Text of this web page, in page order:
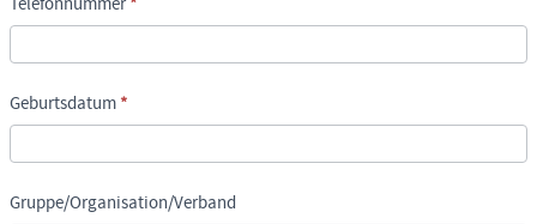
Geburtsdatum *
Gruppe/Organisation/Verband